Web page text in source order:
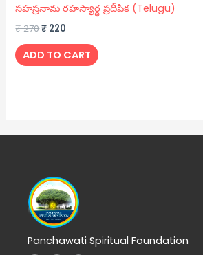
సహస్రనామ రహస్యార్ధ ప్రదీపిక (Telugu)
₹270₹ 220
ADD TO CART
Panchawati Spiritual Foundation